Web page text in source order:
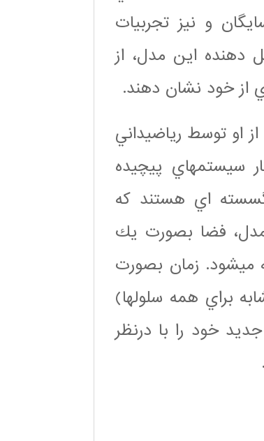
و نيز تجربيات
دهنده اين مدل، از
از خود نشان دهند.
پس از او توسط رياضيداني
سيستمهاي پيچيده
گسسته اي هستند كه
مدل، فضا بصورت يك
ميشود. زمان بصورت
براي همه سلولها)
خود را با درنظر